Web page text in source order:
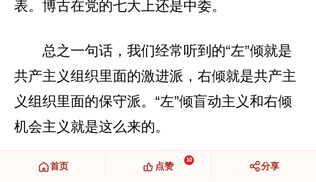
表。博古在党的七大上还是中委。
总之一句话，我们经常听到的“左”倾就是
共产主义组织里面的激进派，右倾就是共产主
义组织里面的保守派。“左”倾盲动主义和右倾
机会主义就是这么来的。
如果右倾，不只是方法论上的保守，而是
首页
10
点赞 分享